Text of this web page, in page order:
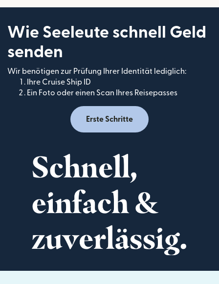
Wie Seeleute schnell Geld
senden
Wir benötigen zur Prüfung Ihrer Identität lediglich:
Ihre Cruise Ship ID
Ein Foto oder einen Scan Ihres Reisepasses
Erste Schritte